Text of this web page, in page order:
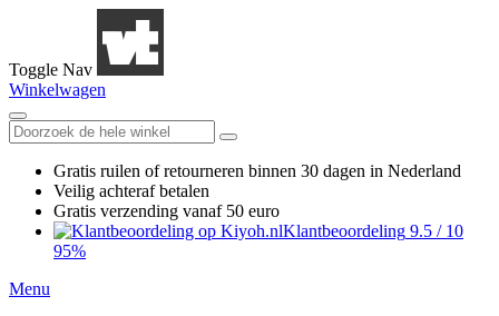
Toggle Nav
Winkelwagen
Gratis ruilen of retourneren binnen 30 dagen in Nederland
Veilig achteraf betalen
Gratis verzending vanaf 50 euro
Klantbeoordeling 9.5 / 10
95%
Menu